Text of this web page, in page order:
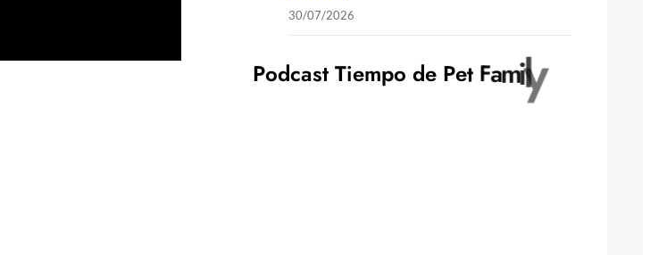
30/07/2026
Podcast Tiempo de Pet Family